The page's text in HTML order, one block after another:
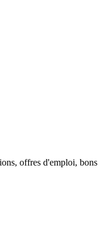
offres d'emploi, bons